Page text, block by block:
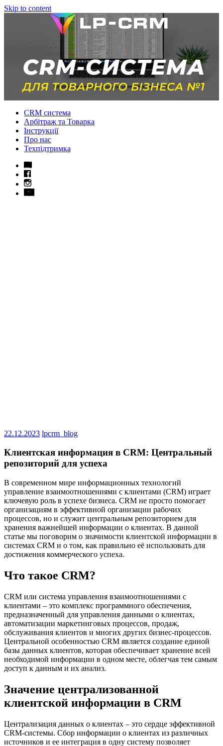
Skip to content
CRM система
Арбітраж та Товарка
Інструкції
Про нас
Техпідтримка
22.12.2023 lpcrm_blog
Клиентская информация в CRM: Центральный
репозиторий для успеха
В современном мире информационных технологий
управление взаимоотношениями с клиентами (CRM) играет
ключевую роль в успехе бизнеса. CRM не просто помогает
организациям в эффективной организации рабочих
процессов, но и служит центральным репозиторием для
хранения важнейшей информации о клиентах. В данной
статье мы поговорим о значимости клиентской информации в
системах CRM и о том, как правильно её использовать для
достижения коммерческого успеха.
Что такое CRM?
CRM или система управления взаимоотношениями с
клиентами – это комплекс программного обеспечения,
предназначенный для управления данными о клиентах,
автоматизации маркетинговых процессов, продаж,
обслуживания клиентов и многих других бизнес-процессов.
Центральной особенностью CRM является создание единой
базы данных клиентов, которая обеспечивает хранение всей
необходимой информации в одном месте, облегчая тем самым
доступ к данным и их анализ.
Значение централизованной
клиентской информации в CRM
Централизация данных о клиентах – это сердце эффективной
CRM-системы. Сбор информации о клиентах из различных
источников и ее интеграция в одну систему позволяет